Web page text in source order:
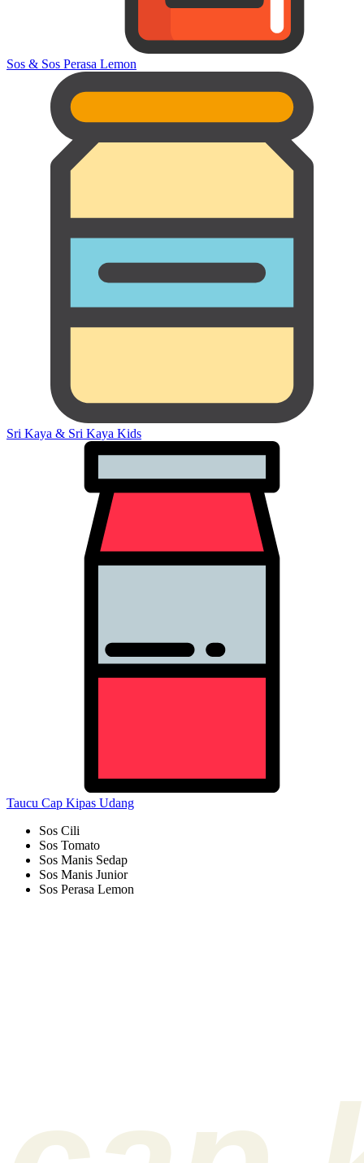
Sos & Sos Perasa Lemon
Sri Kaya & Sri Kaya Kids
Taucu Cap Kipas Udang
Sos Cili
Sos Tomato
Sos Manis Sedap
Sos Manis Junior
Sos Perasa Lemon